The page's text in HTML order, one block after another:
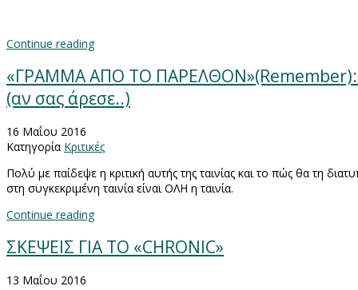
Continue reading
«ΓΡΑΜΜΑ ΑΠΟ ΤΟ ΠΑΡΕΛΘΟΝ»(Remember):
(αν σας άρεσε..)
16 Μαΐου 2016
Κατηγορία Κριτικές
Πολύ με παίδεψε η κριτική αυτής της ταινίας και το πώς θα τη
στη συγκεκριμένη ταινία είναι ΟΛΗ η ταινία.
Continue reading
ΣΚΕΨΕΙΣ ΓΙΑ ΤΟ «CHRONIC»
13 Μαΐου 2016